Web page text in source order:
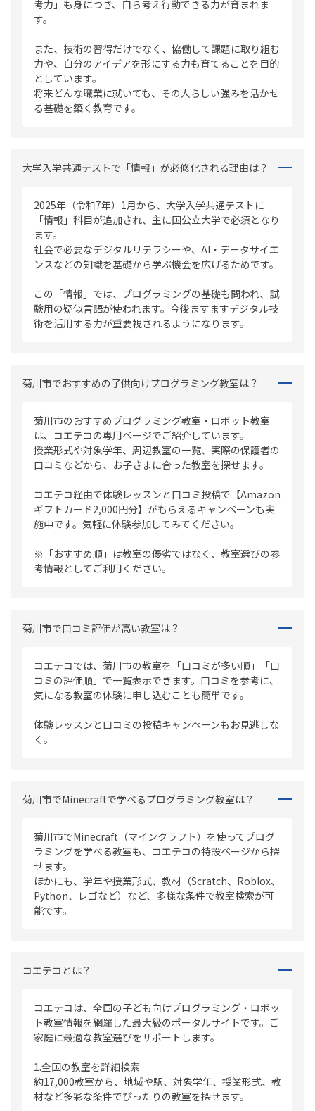
考力」も身につき、自ら考え行動できる力が育まれま
す。
また、技術の習得だけでなく、協働して課題に取り組む
力や、自分のアイデアを形にする力も育てることを目的
としています。
将来どんな職業に就いても、その人らしい強みを活かせ
る基礎を築く教育です。
大学入学共通テストで「情報」が必修化される理由は？
2025年（令和7年）1月から、大学入学共通テストに
「情報」科目が追加され、主に国公立大学で必須となり
ます。
社会で必要なデジタルリテラシーや、AI・データサイエ
ンスなどの知識を基礎から学ぶ機会を広げるためです。
この「情報」では、プログラミングの基礎も問われ、試
験用の疑似言語が使われます。今後ますますデジタル技
術を活用する力が重要視されるようになります。
菊川市でおすすめの子供向けプログラミング教室は？
菊川市のおすすめプログラミング教室・ロボット教室
は、コエテコの専用ページでご紹介しています。
授業形式や対象学年、周辺教室の一覧、実際の保護者の
口コミなどから、お子さまに合った教室を探せます。
コエテコ経由で体験レッスンと口コミ投稿で【Amazon
ギフトカード2,000円分】がもらえるキャンペーンも実
施中です。気軽に体験参加してみてください。
※「おすすめ順」は教室の優劣ではなく、教室選びの参
考情報としてご利用ください。
菊川市で口コミ評価が高い教室は？
コエテコでは、菊川市の教室を「口コミが多い順」「口
コミの評価順」で一覧表示できます。口コミを参考に、
気になる教室の体験に申し込むことも簡単です。
体験レッスンと口コミの投稿キャンペーンもお見逃しな
く。
菊川市でMinecraftで学べるプログラミング教室は？
菊川市でMinecraft（マインクラフト）を使ってプログ
ラミングを学べる教室も、コエテコの特設ページから探
せます。
ほかにも、学年や授業形式、教材（Scratch、Roblox、
Python、レゴなど）など、多様な条件で教室検索が可
能です。
コエテコとは？
コエテコは、全国の子ども向けプログラミング・ロボッ
ト教室情報を網羅した最大級のポータルサイトです。ご
家庭に最適な教室選びをサポートします。
1.全国の教室を詳細検索
約17,000教室から、地域や駅、対象学年、授業形式、教
材など多彩な条件でぴったりの教室を探せます。